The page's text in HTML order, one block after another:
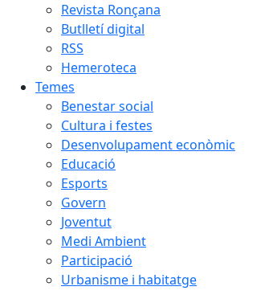
Revista Ronçana
Butlletí digital
RSS
Hemeroteca
Temes
Benestar social
Cultura i festes
Desenvolupament econòmic
Educació
Esports
Govern
Joventut
Medi Ambient
Participació
Urbanisme i habitatge